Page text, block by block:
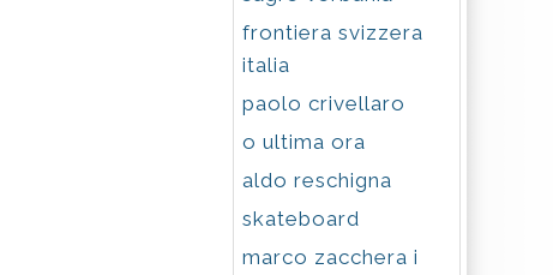
frontiera svizzera
italia
paolo crivellaro
o ultima ora
aldo reschigna
skateboard
marco zacchera i